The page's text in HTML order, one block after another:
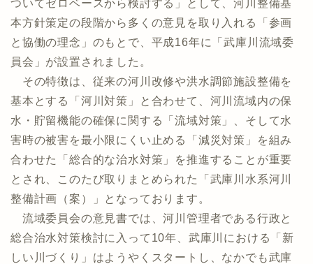
ついてゼロベースから検討する」として、河川整備基
本方針策定の段階から多くの意見を取り入れる「参画
と協働の理念」のもとで、平成16年に「武庫川流域委
員会」が設置されました。
その特徴は、従来の河川改修や洪水調節施設整備を
基本とする「河川対策」と合わせて、河川流域内の保
水・貯留機能の確保に関する「流域対策」、そして水
害時の被害を最小限にくい止める「減災対策」を組み
合わせた「総合的な治水対策」を推進することが重要
とされ、このたび取りまとめられた「武庫川水系河川
整備計画（案）」となっております。
流域委員会の意見書では、河川管理者である行政と
総合治水対策検討に入って10年、武庫川における「新
しい川づくり」はようやくスタートし、なかでも武庫